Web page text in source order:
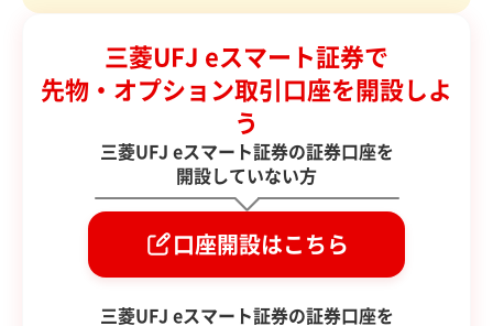
三菱UFJ eスマート証券で
先物・オプション取引口座を開設しよ
う
三菱UFJ eスマート証券の証券口座を
開設していない方
口座開設はこちら
三菱UFJ eスマート証券の証券口座を